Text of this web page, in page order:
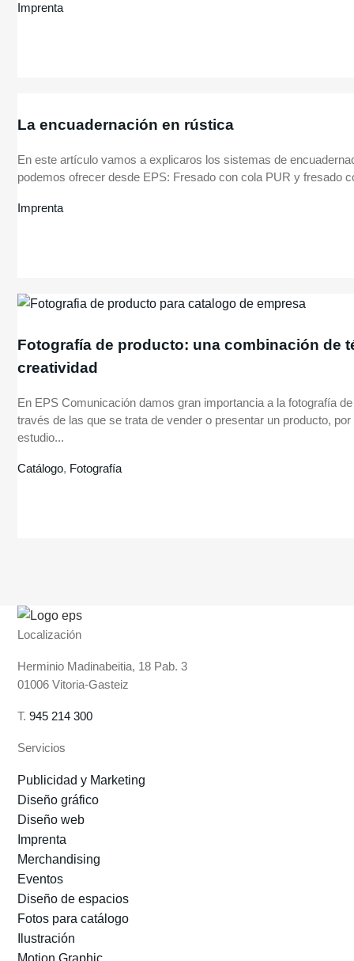
Imprenta
La encuadernación en rústica
En este artículo vamos a explicaros los sistemas de
podemos ofrecer desde EPS: Fresado con cola PUR y fresado
Imprenta
Fotografía de producto: una combinación de
creatividad
En EPS Comunicación damos gran importancia a la fotografía
través de las que se trata de vender o presentar un producto,
estudio...
Catálogo, Fotografía
Localización
Herminio Madinabeitia, 18 Pab. 3
01006 Vitoria-Gasteiz
T.945 214 300
Servicios
Publicidad y Marketing
Diseño gráfico
Diseño web
Imprenta
Merchandising
Eventos
Diseño de espacios
Fotos para catálogo
Ilustración
Motion Graphic